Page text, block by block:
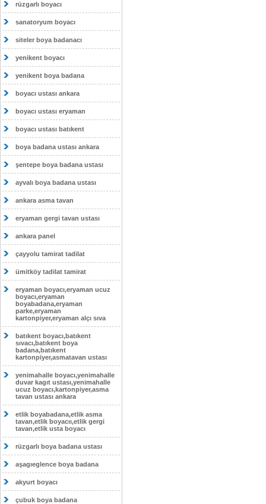
rüzgarlı boyacı
sanatoryum boyacı
siteler boya badanacı
yenikent boyacı
yenikent boya badana
boyacı ustası ankara
boyacı ustası eryaman
boyacı ustası batıkent
boya badana ustası ankara
şentepe boya badana ustası
ayvalı boya badana ustası
ankara asma tavan
eryaman gergi tavan ustası
ankara panel
çayyolu tamirat tadilat
ümitköy tadilat tamirat
eryaman boyacı,eryaman ucuz
boyacı,eryaman
boyabadana,eryaman
parke,eryaman
kartonpiyer,eryaman alçı sıva
batıkent boyacı,batıkent
sıvacı,batıkent boya
badana,batıkent
kartonpiyer,asmatavan ustası
yenimahalle boyacı,yenimahalle
duvar kagıt ustası,yenimahalle
ucuz boyacı,kartonpiyer,asma
tavan ustası ankara
etlik boyabadana,etlik asma
tavan,etlik boyacıı,etlik gergi
tavan,etlik usta boyacı
rüzgarlı boya badana ustası
aşagıeglence boya badana
akyurt boyacı
çubuk boya badana